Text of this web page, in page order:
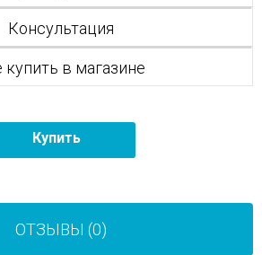
Консультация
купить в магазине
Купить
ОТЗЫВЫ (0)